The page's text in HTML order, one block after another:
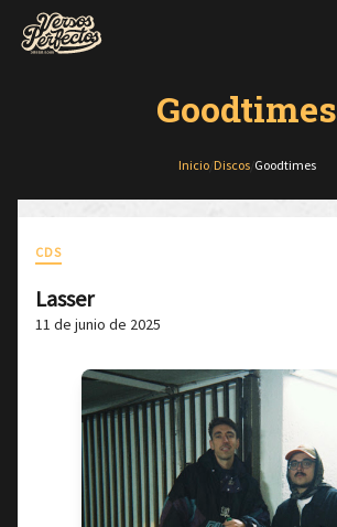
Goodtimes
Inicio/ Discos/ Goodtimes
CDS
Lasser
11 de junio de 2025